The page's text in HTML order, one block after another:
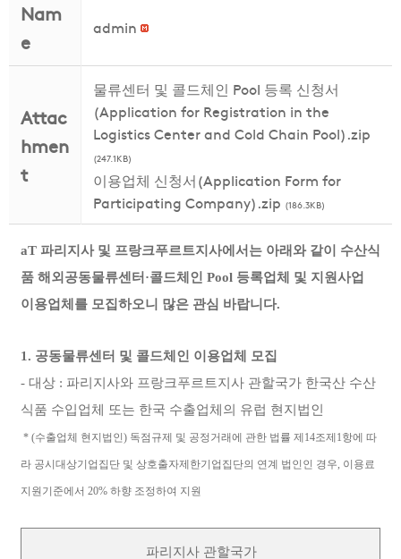
Nam
e
admin
Attac
hmen
t
물류센터 및 콜드체인 Pool 등록 신청서
(Application for Registration in the
Logistics Center and Cold Chain Pool).zip
(247.1KB)
이용업체 신청서(Application Form for
Participating Company).zip (186.3KB)
aT 파리지사 및 프랑크푸르트지사에서는 아래와 같이 수산식
품 해외공동물류센터·콜드체인 Pool 등록업체 및 지원사업
이용업체를 모집하오니 많은 관심 바랍니다.
1. 공동물류센터 및 콜드체인 이용업체 모집
- 대상 : 파리지사와 프랑크푸르트지사 관할국가 한국산 수산
식품 수입업체 또는 한국 수출업체의 유럽 현지법인
* (수출업체 현지법인) 독점규제 및 공정거래에 관한 법률 제14조제1항에 따
라 공시대상기업집단 및 상호출자제한기업집단의 연계 법인인 경우, 이용료
지원기준에서 20% 하향 조정하여 지원
파리지사 관할국가